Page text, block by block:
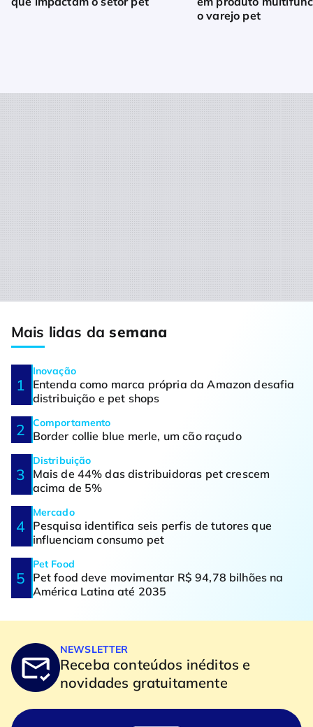
o varejo pet
Mais lidas dasemana
Inovação
Entenda como marca própria da Amazon desafia
distribuição e pet shops
Comportamento
Border collie blue merle, um cão raçudo
Distribuição
Mais de 44% das distribuidoras pet crescem
acima de 5%
Mercado
Pesquisa identifica seis perfis de tutores que
influenciam consumo pet
Pet Food
Pet food deve movimentar R$ 94,78 bilhões na
América Latina até 2035
NEWSLETTER
Receba conteúdos inéditos e
novidades gratuitamente